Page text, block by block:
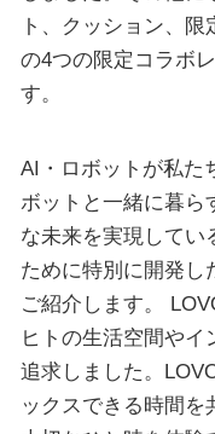
ト、クッション、限
の4つの限定コラボ
す。
AI・ロボットが私た
ボットと一緒に暮ら
な未来を実現してい
ために特別に開発し
ご紹介します。
ヒトの生活空間や
追求しました。
ックスできる時間